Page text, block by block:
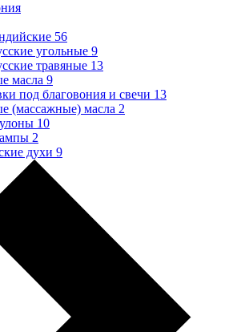
56
угольные 9
травяные 13
масла 9
под благовония и свечи 13
(массажные) масла 2
10
2
духи 9